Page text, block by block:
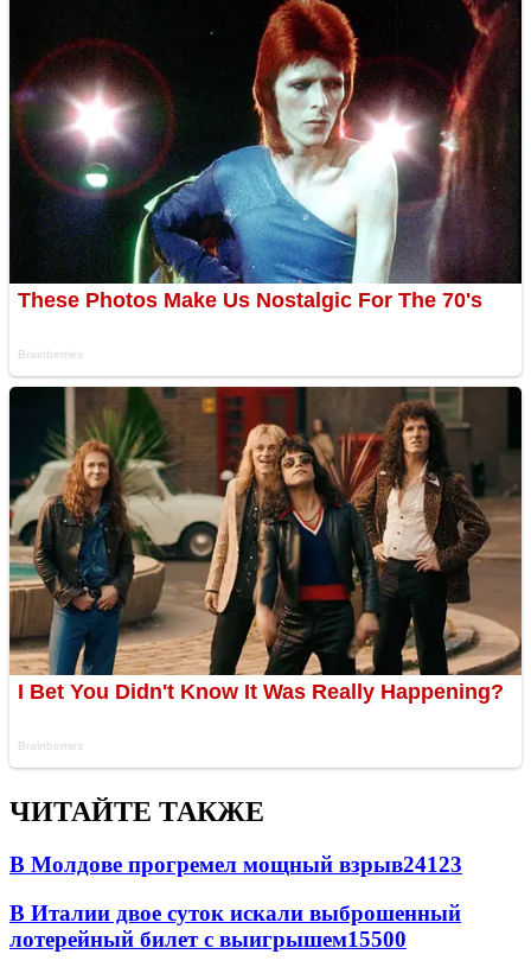
ЧИТАЙТЕ ТАКЖЕ
В Молдове прогремел мощный взрыв24123
В Италии двое суток искали выброшенный
лотерейный билет с выигрышем15500